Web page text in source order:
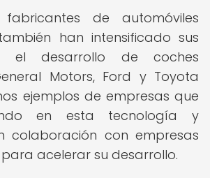
de automóviles
han intensificado sus
el desarrollo de coches
Motors, Ford y Toyota
ejemplos de empresas que
en esta tecnología y
colaboración con empresas
acelerar su desarrollo.